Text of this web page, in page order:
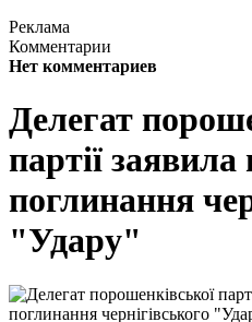
Реклама
Комментарии
Нет комментариев
Делегат
партії заявила
поглинання
"Удару"